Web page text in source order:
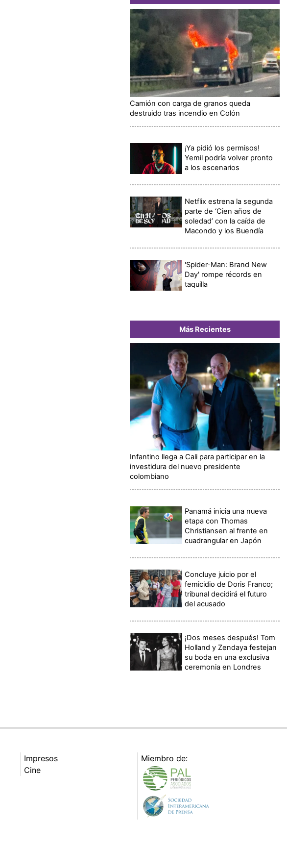
Camión con carga de granos queda
destruido tras incendio en Colón
¡Ya pidió los permisos!
Yemil podría volver pronto
a los escenarios
Netflix estrena la segunda
parte de ‘Cien años de
soledad’ con la caída de
Macondo y los Buendía
'Spider-Man: Brand New
Day' rompe récords en
taquilla
Más Recientes
Infantino llega a Cali para participar en la
investidura del nuevo presidente
colombiano
Panamá inicia una nueva
etapa con Thomas
Christiansen al frente en
cuadrangular en Japón
Concluye juicio por el
femicidio de Doris Franco;
tribunal decidirá el futuro
del acusado
¡Dos meses después! Tom
Holland y Zendaya festejan
su boda en una exclusiva
ceremonia en Londres
Impresos
Cine
Miembro de: